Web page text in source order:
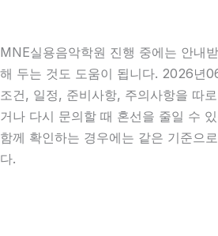
MNE실용음악학원 진행 중에는 안내
해 두는 것도 도움이 됩니다. 2026년
조건, 일정, 준비사항, 주의사항을 따
거나 다시 문의할 때 혼선을 줄일 수
함께 확인하는 경우에는 같은 기준으
다.